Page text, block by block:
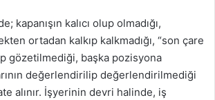
kapanışın kalıcı olup olmadığı,
ortadan kalkıp kalkmadığı, “son çare
gözetilmediği, başka pozisyona
değerlendirilip değerlendirilmediği
alınır. İşyerinin devri halinde, iş